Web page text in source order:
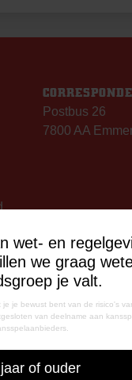
wet- en
we graag
je valt.
je bewust bent van de risico's
van deelname aan
of ouder
Postbus 26
7800 AA